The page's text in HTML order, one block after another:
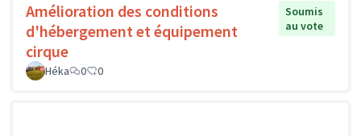
Amélioration des conditions
d'hébergement et équipement
cirque
Soumis
au vote
Héka 0 0